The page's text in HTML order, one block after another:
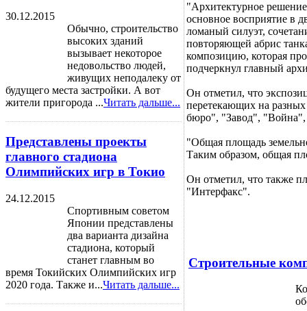
30.12.2015
Обычно, строительство
высоких зданий
вызывает некоторое
недовольство людей,
живущих неподалеку от
будущего места застройки. А вот
жители пригорода ...Читать дальше...
Представлены проекты
главного стадиона
Олимпийских игр в Токио
24.12.2015
Спортивным советом
Японии представлены
два варианта дизайна
стадиона, который
станет главным во
время Токийских Олимпийских игр
2020 года. Также и...Читать дальше...
"Архитектурное
основное восприятие в
ломаный силуэт,
повторяющей абрис
композицию, которая
подчеркнул главный
Он отметил, что
перетекающих на разных
бюро", "Завод",
"Общая площадь
Таким образом, общая
Он отметил, что также
"Интерфакс".
Строительные